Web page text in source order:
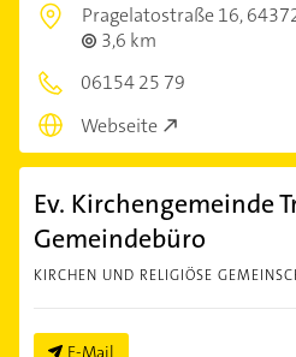
Pragelatostraße 16,
3,6 km
06154 25 79
Webseite
Ev. Kirchengemeinde
Gemeindebüro
KIRCHEN UND RELIGIÖSE
E-Mail